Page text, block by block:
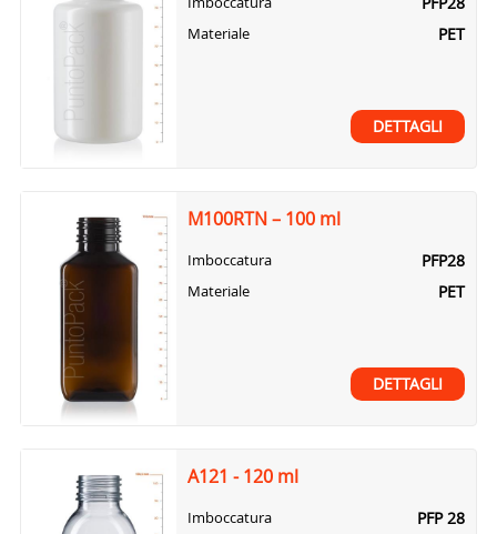
Materiale PET
DETTAGLI
M100RTN – 100 ml
Imboccatura PFP28
Materiale PET
DETTAGLI
A121 - 120 ml
Imboccatura PFP 28